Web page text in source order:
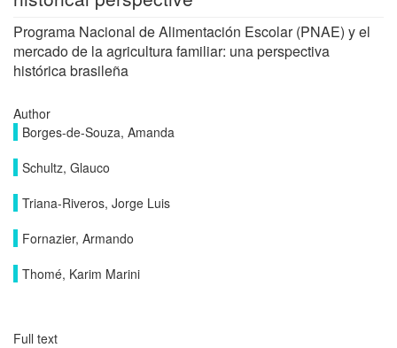
Programa Nacional de Alimentación Escolar (PNAE) y el
mercado de la agricultura familiar: una perspectiva
histórica brasileña
Author
Borges-de-Souza, Amanda
Schultz, Glauco
Triana-Riveros, Jorge Luis
Fornazier, Armando
Thomé, Karim Marini
Full text